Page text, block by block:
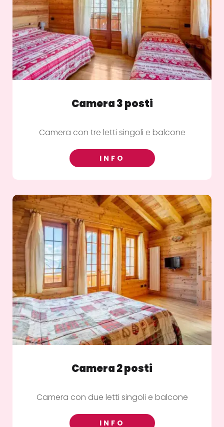
Camera 3 posti
Camera con tre letti singoli e balcone
INFO
Camera 2 posti
Camera con due letti singoli e balcone
INFO